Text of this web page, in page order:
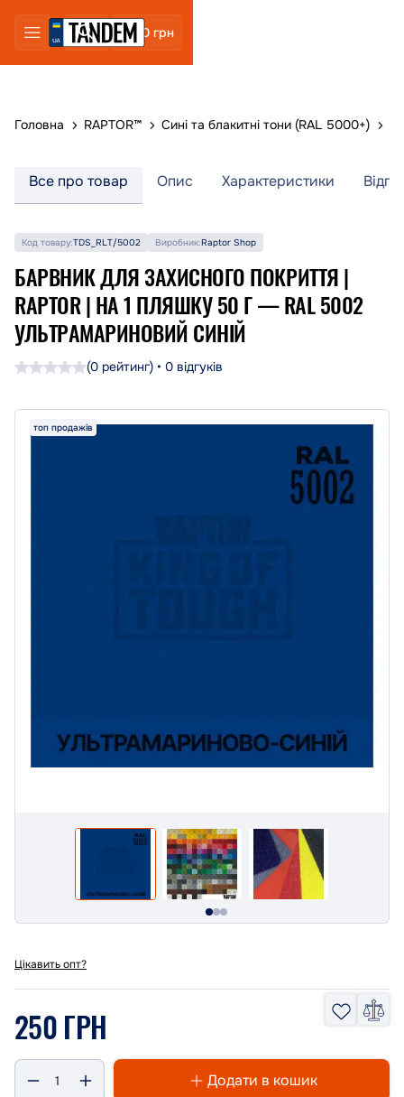
0 грн
Головна RAPTOR™ Сині та блакитні тони (RAL 5000+)
Все про товар Опис Характеристики
Код товару:TDS_RLT/5002 Виробник:Raptor Shop
БАРВНИК ДЛЯ ЗАХИСНОГО ПОКРИТТЯ |
RAPTOR | НА 1 ПЛЯШКУ 50 Г — RAL 5002
УЛЬТРАМАРИНОВИЙ СИНІЙ
(0 рейтинг) • 0 відгуків
топ продажів
Цікавить опт?
250 ГРН
Додати в кошик